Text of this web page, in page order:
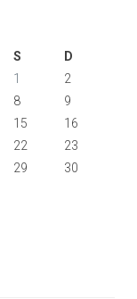
S
D
1
2
8
9
15
16
22
23
29
30